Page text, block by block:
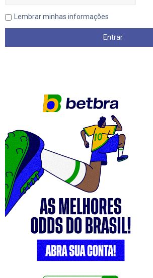
Lembrar minhas informações